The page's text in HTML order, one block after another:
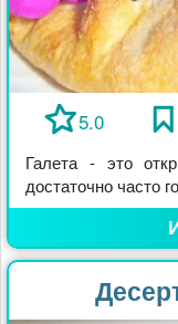
5.0
Галета - это
достаточно часто